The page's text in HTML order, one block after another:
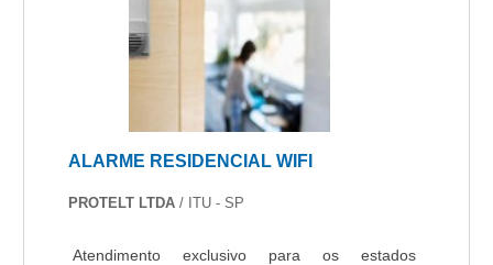
ALARME RESIDENCIAL WIFI
PROTELT LTDA / ITU - SP
Atendimento exclusivo para os estados